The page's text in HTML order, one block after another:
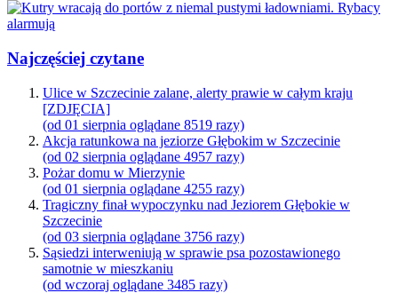
Najczęściej czytane
Ulice w Szczecinie zalane, alerty prawie w całym kraju
[ZDJĘCIA]
(od 01 sierpnia oglądane 8519 razy)
Akcja ratunkowa na jeziorze Głębokim w Szczecinie
(od 02 sierpnia oglądane 4957 razy)
Pożar domu w Mierzynie
(od 01 sierpnia oglądane 4255 razy)
Tragiczny finał wypoczynku nad Jeziorem Głębokie w
Szczecinie
(od 03 sierpnia oglądane 3756 razy)
Sąsiedzi interweniują w sprawie psa pozostawionego
samotnie w mieszkaniu
(od wczoraj oglądane 3485 razy)